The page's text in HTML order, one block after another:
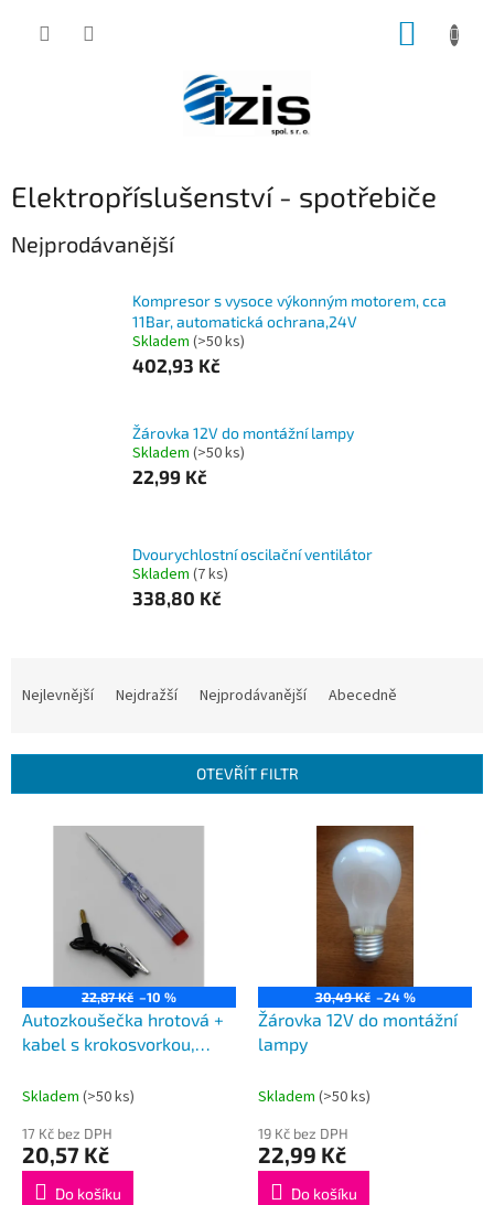
Elektropříslušenství - spotřebiče
Nejprodávanější
Kompresor s vysoce výkonným motorem, cca
11Bar, automatická ochrana,24V
Skladem (>50 ks)
402,93 Kč
Žárovka 12V do montážní lampy
Skladem (>50 ks)
22,99 Kč
Dvourychlostní oscilační ventilátor
Skladem (7 ks)
338,80 Kč
í
Nejlevnější Nejdražší Nejprodávanější Abecedně
OTEVŘÍT FILTR
22,87 Kč –10 %
Autozkoušečka hrotová +
kabel s krokosvorkou,
Skladem (>50 ks)
17 Kč bez DPH
20,57 Kč
Do košíku
30,49 Kč –24 %
Žárovka 12V do montážní
lampy
Skladem (>50 ks)
19 Kč bez DPH
22,99 Kč
Do košíku